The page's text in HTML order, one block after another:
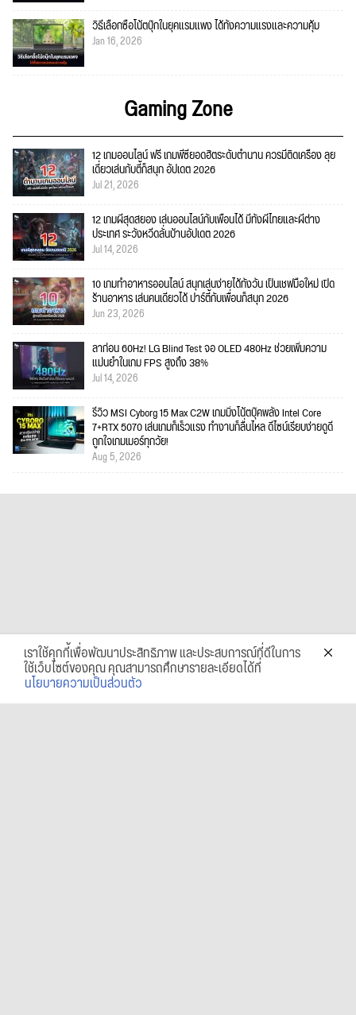
วิธีเลือกซื้อโน้ตบุ๊กในยุคแรมแพง ได้ทั้งความแรงและความคุ้ม
Jan 16, 2026
Gaming Zone
12 เกมออนไลน์ ฟรี เกมพีซียอดฮิตระดับตำนาน ควรมีติดเครื่อง ลุย
เดี่ยวเล่นกับตี้ก็สนุก อัปเดต 2026
Jul 21, 2026
12 เกมผีสุดสยอง เล่นออนไลน์กับเพื่อนได้ มีทั้งผีไทยและผีต่าง
ประเทศ ระวังหวีดลั่นบ้านอัปเดต 2026
Jul 14, 2026
10 เกมทำอาหารออนไลน์ สนุกเล่นง่ายได้ทั้งวัน เป็นเชฟมือใหม่ เปิด
ร้านอาหาร เล่นคนเดียวได้ ปาร์ตี้กับเพื่อนก็สนุก 2026
Jun 23, 2026
ลาก่อน 60Hz! LG Blind Test จอ OLED 480Hz ช่วยเพิ่มความ
แม่นยำในเกม FPS สูงถึง 38%
Jul 14, 2026
รีวิว MSI Cyborg 15 Max C2W เกมมิ่งโน้ตบุ๊คพลัง Intel Core
7+RTX 5070 เล่นเกมก็เร็วแรง ทำงานก็ลื่นไหล ดีไซน์เรียบง่ายดูดี
ถูกใจเกมเมอร์ทุกวัย!
Aug 5, 2026
เราใช้คุกกี้เพื่อพัฒนาประสิทธิภาพ และประสบการณ์ที่ดีในการ
ใช้เว็บไซต์ของคุณ คุณสามารถศึกษารายละเอียดได้ที่
นโยบายความเป็นส่วนตัว